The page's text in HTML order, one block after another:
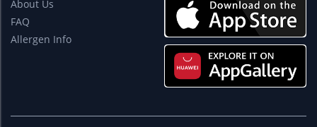
About Us
FAQ
Allergen Info